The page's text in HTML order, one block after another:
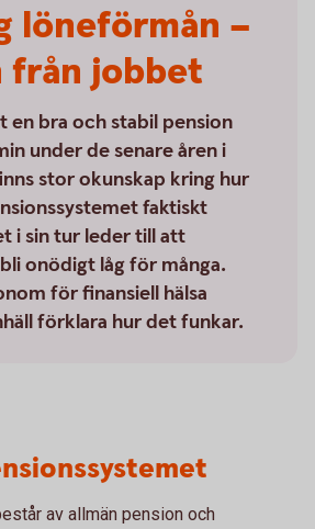
löneförmån –
från jobbet
en bra och stabil pension
under de senare åren i
stor okunskap kring hur
faktiskt
i sin tur leder till att
onödigt låg för många.
för finansiell hälsa
förklara hur det funkar.
av allmän pension och